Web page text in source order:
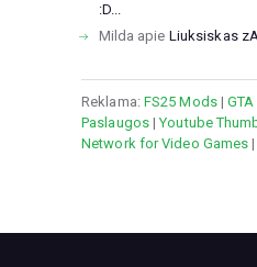
:D...
Milda apie Liuksiskas
Reklama: FS25 Mods|
Paslaugos|Youtube
Network for Video Games |